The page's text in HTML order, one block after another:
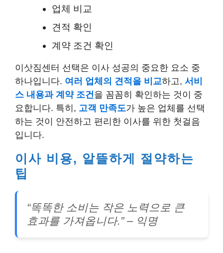
업체 비교
견적 확인
계약 조건 확인
이삿짐센터 선택은 이사 성공의 중요한 요소 중
하나입니다. 여러 업체의 견적을 비교하고, 서비
스 내용과 계약 조건을 꼼꼼히 확인하는 것이 중
요합니다. 특히, 고객 만족도가 높은 업체를 선택
하는 것이 안전하고 편리한 이사를 위한 첫걸음
입니다.
이사 비용, 알뜰하게 절약하는
팁
“똑똑한 소비는 작은 노력으로 큰
효과를 가져옵니다.” – 익명